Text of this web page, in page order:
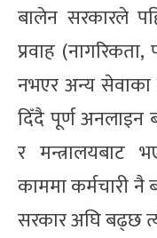
बालेन सरकारले
प्रवाह (नागरिकता,
नभएर अन्य
दिँदै पूर्ण अनलाइन
र मन्त्रालयबाट
काममा कर्मचारी
सरकार अघि बढ्छ